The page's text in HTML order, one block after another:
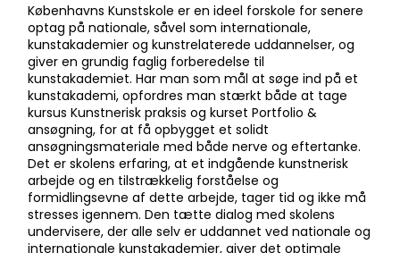
Københavns Kunstskole er en ideel forskole for senere
optag på nationale, såvel som internationale,
kunstakademier og kunstrelaterede uddannelser, og
giver en grundig faglig forberedelse til
kunstakademiet. Har man som mål at søge ind på et
kunstakademi, opfordres man stærkt både at tage
kursus Kunstnerisk praksis og kurset Portfolio &
ansøgning, for at få opbygget et solidt
ansøgningsmateriale med både nerve og eftertanke.
Det er skolens erfaring, at et indgående kunstnerisk
arbejde og en tilstrækkelig forståelse og
formidlingsevne af dette arbejde, tager tid og ikke må
stresses igennem. Den tætte dialog med skolens
undervisere, der alle selv er uddannet ved nationale og
internationale kunstakademier, giver det optimale